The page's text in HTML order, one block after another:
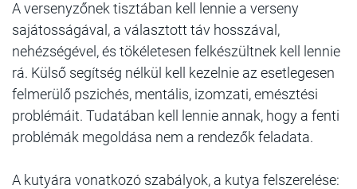
A versenyzőnek tisztában kell lennie a verseny
sajátosságával, a választott táv hosszával,
nehézségével, és tökéletesen felkészültnek kell lennie
rá. Külső segítség nélkül kell kezelnie az esetlegesen
felmerülő pszichés, mentális, izomzati, emésztési
problémáit. Tudatában kell lennie annak, hogy a fenti
problémák megoldása nem a rendezők feladata.
A kutyára vonatkozó szabályok, a kutya felszerelése: